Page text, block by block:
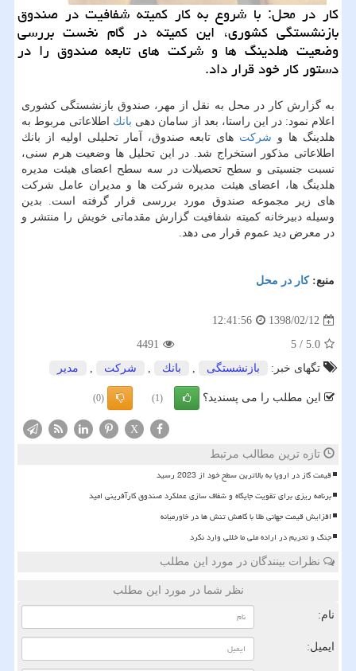
كار در محل: با شروع به كار كمیته شفافیت در صندوق
بازنشستگی كشوری، این كمیته در گام نخست بررسی
وضعیت هلدینگ ها و شركت های تابعه صندوق را در
دستور كار خود قرار داد.
به گزارش كار در محل به نقل از مهر، صندوق بازنشستگی كشوری
اعلام نمود: در این راستا، بعد از سامان دهی بانك اطلاعاتی مربوط به
هلدینگ ها و شركت های تابعه صندوق، آمار تحلیلی اولیه از بانك
اطلاعاتی مذكور استخراج شد. در این تحلیل ها وضعیت هرم سنی،
نسبت جنسیتی و سطح تحصیلات در سه سطح اعضای هیئت مدیره‏
هلدینگ ها، اعضای هیئت مدیره شركت ها و مدیران عامل شركت
های زیر مجموعه صندوق مورد بررسی قرار گرفته است. بدین
وسیله دبیرخانه كمیته شفافیت گزارش مقدماتی خویش را منتشر و
در معرض دید عموم قرار می دهد.
منبع:كار در محل
1398/02/12
12:41:56
5.0
/
5
4491
تگهای خبر:
بازنشستگی , بانك , شركت , مدیر
این مطلب را می پسندید؟ (1)
(0)
X
تازه ترین مطالب مرتبط
قیمت گاز در اروپا به بالاترین سطح خود از 2023 رسید
برنامه ریزی برای تقویت جایگاه و شفاف سازی عملکرد صندوق کارآفرینی امید
افزایش قیمت جهانی طلا با کاهش تنش ها در خاورمیانه
جنگ و تحریم در اراده ملی ما خللی وارد نکرد
نظرات بینندگان در مورد این مطلب
نظر شما در مورد این مطلب
نام:
ایمیل: